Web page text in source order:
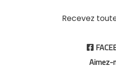
Recevez

Aimez-